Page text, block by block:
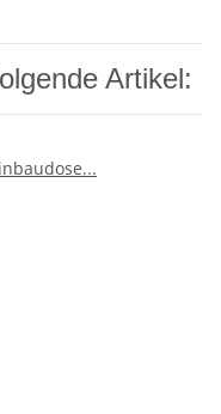
Artikel: